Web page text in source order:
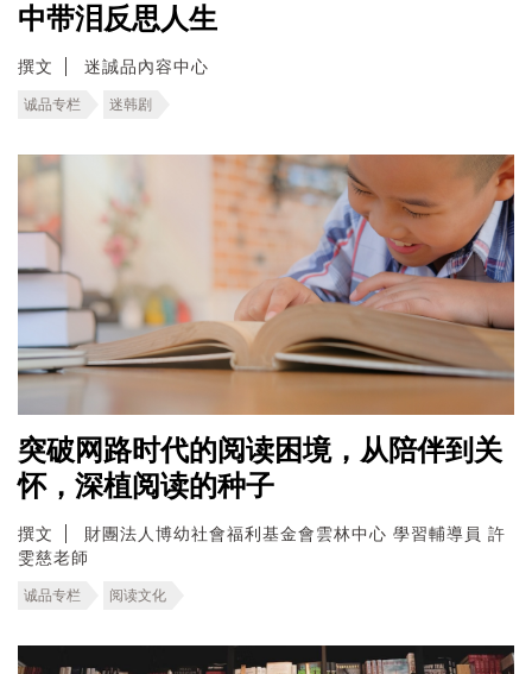
中带泪反思人生
撰文 迷誠品內容中心
诚品专栏 迷韩剧
突破网路时代的阅读困境，从陪伴到关
怀，深植阅读的种子
撰文
財團法人博幼社會福利基金會雲林中心 學習輔導員 許
雯慈老師
诚品专栏 阅读文化